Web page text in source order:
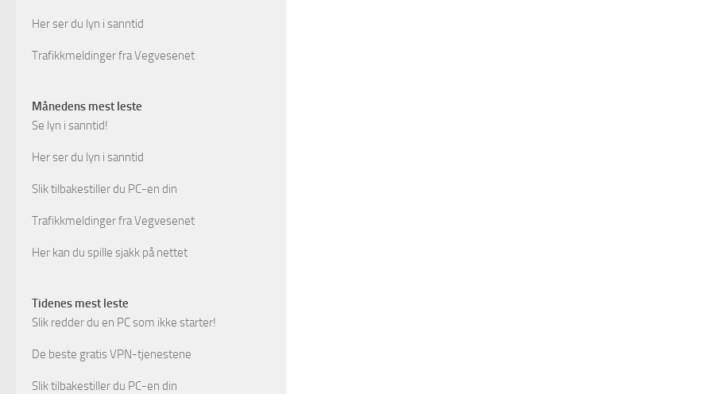
Her ser du lyn i sanntid
Trafikkmeldinger fra Vegvesenet
Månedens mest leste
Se lyn i sanntid!
Her ser du lyn i sanntid
Slik tilbakestiller du PC-en din
Trafikkmeldinger fra Vegvesenet
Her kan du spille sjakk på nettet
Tidenes mest leste
Slik redder du en PC som ikke starter!
De beste gratis VPN-tjenestene
Slik tilbakestiller du PC-en din